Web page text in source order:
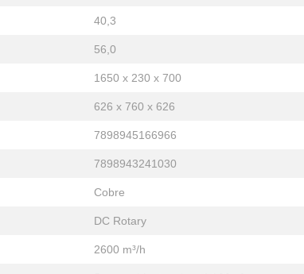
40,3
56,0
1650 x 230 x 700
626 x 760 x 626
7898945166966
7898943241030
Cobre
DC Rotary
2600 m³/h